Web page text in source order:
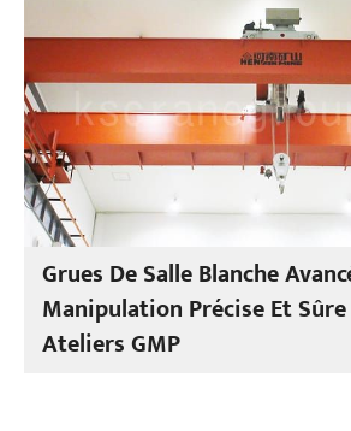
Grues De Salle Blanche
Manipulation Précise Et Sûre
Ateliers GMP